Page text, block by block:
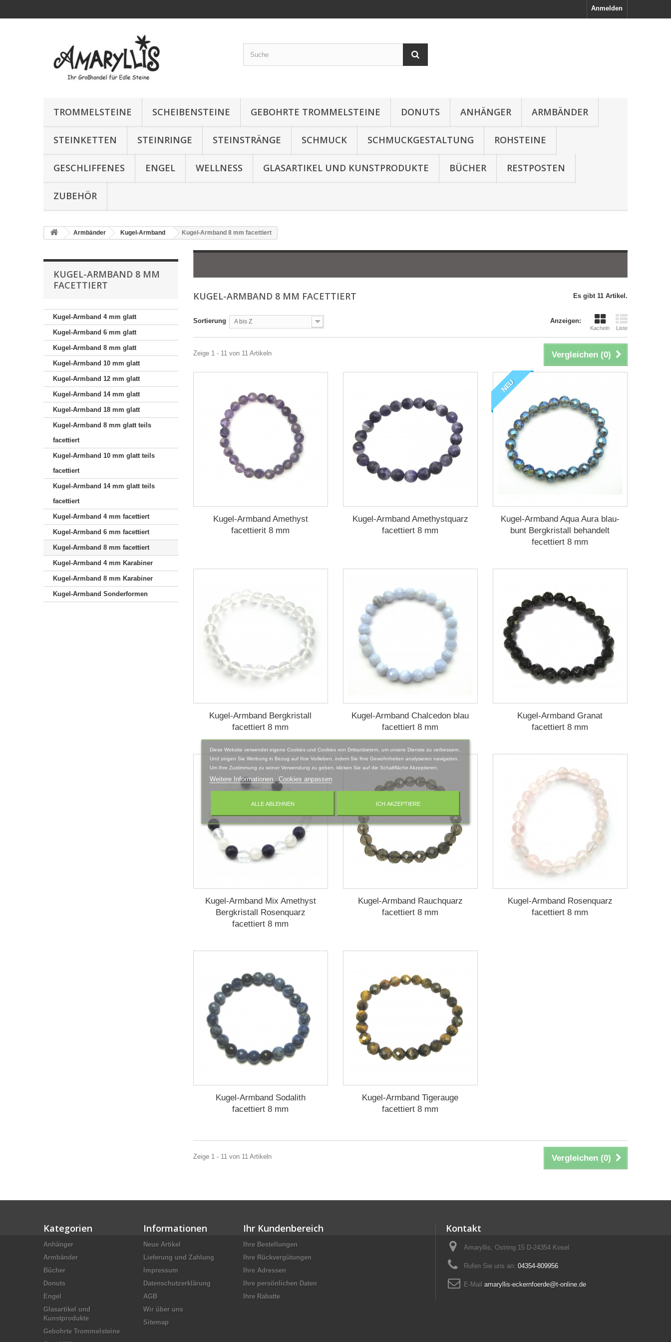
Anmelden
TROMMELSTEINE SCHEIBENSTEINE GEBOHRTE TROMMELSTEINE DONUTS ANHÄNGER ARMBÄNDER
STEINKETTEN STEINRINGE STEINSTRÄNGE SCHMUCK SCHMUCKGESTALTUNG ROHSTEINE
GESCHLIFFENES ENGEL WELLNESS GLASARTIKEL UND KUNSTPRODUKTE BÜCHER RESTPOSTEN
ZUBEHÖR
Armbänder Kugel-Armband Kugel-Armband 8 mm facettiert
KUGEL-ARMBAND 8 MM
FACETTIERT
Kugel-Armband 4 mm glatt
Kugel-Armband 6 mm glatt
Kugel-Armband 8 mm glatt
Kugel-Armband 10 mm glatt
Kugel-Armband 12 mm glatt
Kugel-Armband 14 mm glatt
Kugel-Armband 18 mm glatt
Kugel-Armband 8 mm glatt teils
facettiert
Kugel-Armband 10 mm glatt teils
facettiert
Kugel-Armband 14 mm glatt teils
facettiert
Kugel-Armband 4 mm facettiert
Kugel-Armband 6 mm facettiert
Kugel-Armband 8 mm facettiert
Kugel-Armband 4 mm Karabiner
Kugel-Armband 8 mm Karabiner
Kugel-Armband Sonderformen
KUGEL-ARMBAND 8 MM FACETTIERT Es gibt 11 Artikel.
Anzeigen:
Kacheln Liste
Sortierung A bis Z
Vergleichen (0)
Zeige 1 - 11 von 11 Artikeln
Kugel-Armband Amethyst
facettierit 8 mm
Kugel-Armband Amethystquarz
facettiert 8 mm
NEU
Kugel-Armband Aqua Aura blau-
bunt Bergkristall behandelt
fecettiert 8 mm
Kugel-Armband Bergkristall
facettiert 8 mm
Kugel-Armband Chalcedon blau
facettiert 8 mm
Kugel-Armband Granat
facettiert 8 mm
Kugel-Armband Mix Amethyst
Bergkristall Rosenquarz
facettiert 8 mm
Kugel-Armband Rauchquarz
facettiert 8 mm
Kugel-Armband Rosenquarz
facettiert 8 mm
Kugel-Armband Sodalith
facettiert 8 mm
Kugel-Armband Tigerauge
facettiert 8 mm
Vergleichen (0)
Zeige 1 - 11 von 11 Artikeln
Kategorien
Anhänger
Armbänder
Bücher
Donuts
Engel
Glasartikel und
Kunstprodukte
Gebohrte Trommelsteine
Informationen
Neue Artikel
Lieferung und Zahlung
Impressum
Datenschutzerklärung
AGB
Wir über uns
Sitemap
Ihr Kundenbereich
Ihre Bestellungen
Ihre Rückvergütungen
Ihre Adressen
Ihre persönlichen Daten
Ihre Rabatte
Kontakt
Amaryllis, Ostring 15 D-24354 Kosel
Rufen Sie uns an: 04354-809956
E-Mail amaryllis-eckernfoerde@t-online.de
Diese Website verwendet eigene Cookies und Cookies von Drittanbietern, um unsere Dienste zu verbessern.
Und zeigen Sie Werbung in Bezug auf Ihre Vorlieben, indem Sie Ihre Gewohnheiten analysieren navigation.
Um Ihre Zustimmung zu seiner Verwendung zu geben, klicken Sie auf die Schaltfläche Akzeptieren.
Weitere Informationen Cookies anpassen
ALLE ABLEHNEN ICH AKZEPTIERE